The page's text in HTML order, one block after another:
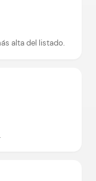
alta del listado.